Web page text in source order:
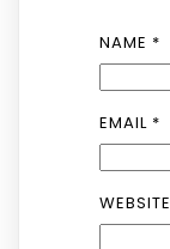
NAME *
EMAIL *
WEBSITE